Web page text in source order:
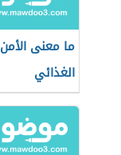
ما معنى الأمن
الغذائي